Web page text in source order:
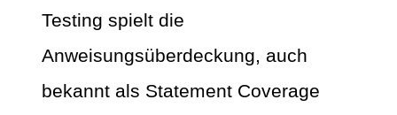
Testing spielt die
Anweisungsüberdeckung, auch
bekannt als Statement Coverage